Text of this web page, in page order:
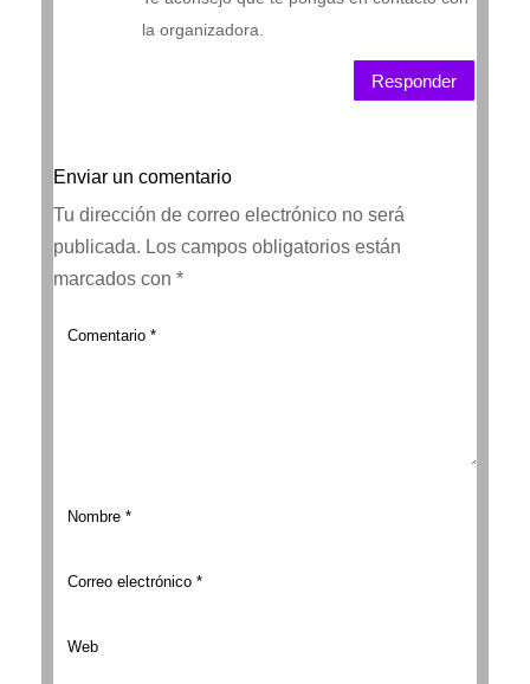
la organizadora.
Responder
Enviar un comentario
Tu dirección de correo electrónico no será
publicada. Los campos obligatorios están
marcados con *